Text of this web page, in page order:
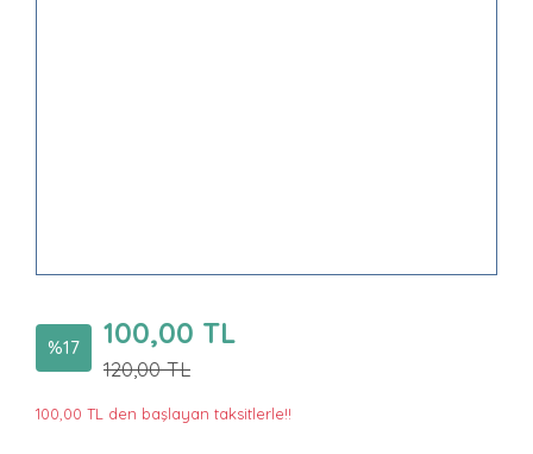
%17 100,00 TL
120,00 TL
100,00 TL den başlayan taksitlerle!!